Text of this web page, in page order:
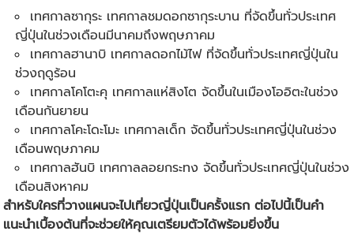
เทศกาลซากุระ เทศกาลชมดอกซากุระบาน ที่จัดขึ้นทั่วประเทศ
ญี่ปุ่นในช่วงเดือนมีนาคมถึงพฤษภาคม
เทศกาลฮานาบิ เทศกาลดอกไม้ไฟ ที่จัดขึ้นทั่วประเทศญี่ปุ่นใน
ช่วงฤดูร้อน
เทศกาลโคโตะคุ เทศกาลแห่สิงโต จัดขึ้นในเมืองโออิตะในช่วง
เดือนกันยายน
เทศกาลโคะโดะโมะ เทศกาลเด็ก จัดขึ้นทั่วประเทศญี่ปุ่นในช่วง
เดือนพฤษภาคม
เทศกาลฮันบิ เทศกาลลอยกระทง จัดขึ้นทั่วประเทศญี่ปุ่นในช่วง
เดือนสิงหาคม
สำหรับใครที่วางแผนจะไปเที่ยวญี่ปุ่นเป็นครั้งแรก ต่อไปนี้เป็นคำ
แนะนำเบื้องต้นที่จะช่วยให้คุณเตรียมตัวได้พร้อมยิ่งขึ้น